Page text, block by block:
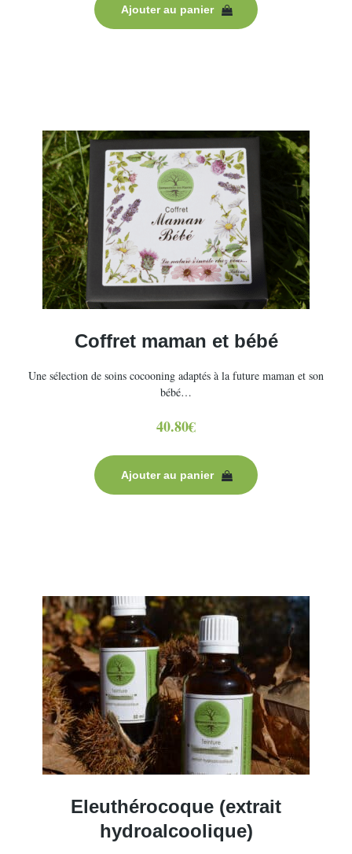
Ajouter au panier
Coffret maman et bébé
Une sélection de soins cocooning adaptés à la future maman et son
bébé…
40.80€
Ajouter au panier
Eleuthérocoque (extrait
hydroalcoolique)